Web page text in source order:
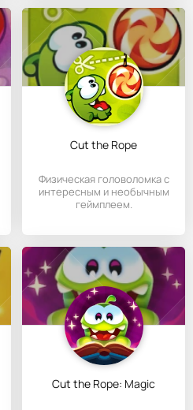
Cut the Rope
Физическая головоломка с
интересным и необычным
геймплеем.
Cut the Rope: Magic